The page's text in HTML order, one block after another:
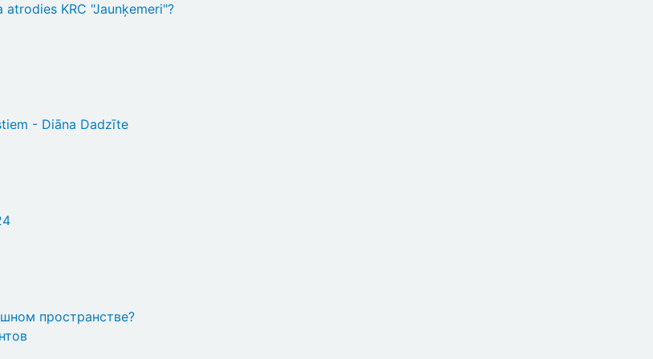
KRC "Jaunķemeri"?
- Diāna Dadzīte
пространстве?